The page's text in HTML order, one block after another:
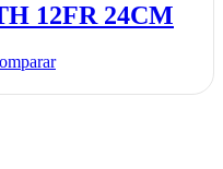
12FR 24CM